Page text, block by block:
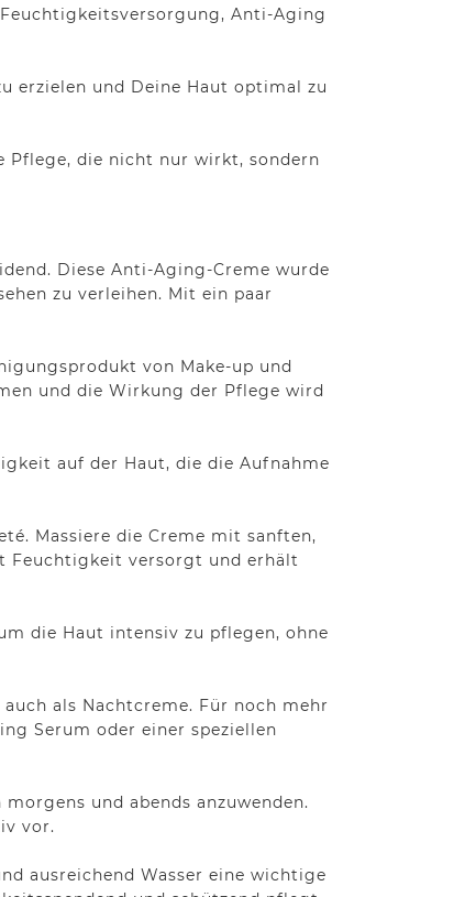
Anti-Aging
erzielen und Deine Haut optimal zu
Pflege, die nicht nur wirkt, sondern
Diese Anti-Aging-Creme wurde
zu verleihen. Mit ein paar
von Make-up und
und die Wirkung der Pflege wird
auf der Haut, die die Aufnahme
Massiere die Creme mit sanften,
Feuchtigkeit versorgt und erhält
die Haut intensiv zu pflegen, ohne
als Nachtcreme. Für noch mehr
Serum oder einer speziellen
und abends anzuwenden.
vor.
ausreichend Wasser eine wichtige